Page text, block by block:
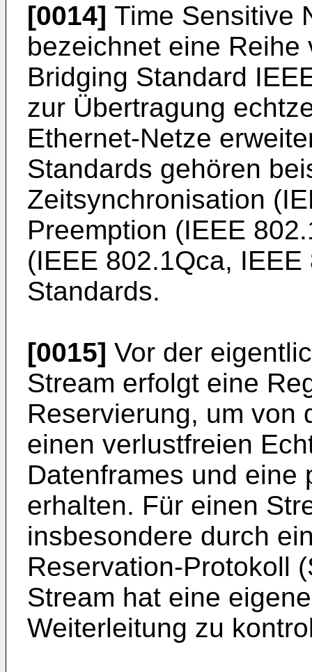
[0014] Time Sensitive
bezeichnet eine
Bridging Standard
zur Übertragung
Ethernet-Netze
Standards gehören
Zeitsynchronisation
Preemption (IEEE
(IEEE 802.1Qca,
Standards.
[0015] Vor der
Stream erfolgt eine
Reservierung, um von
einen verlustfreien
Datenframes und eine
erhalten. Für einen
insbesondere durch
Reservation-Protokoll
Stream hat eine
Weiterleitung zu